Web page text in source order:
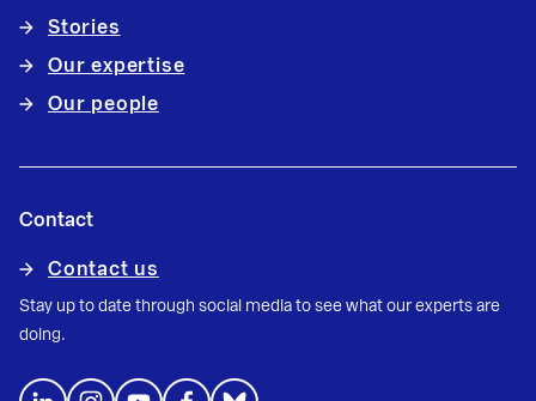
Stories
Our expertise
Our people
Contact
Contact us
Stay up to date through social media to see what our experts are
doing.